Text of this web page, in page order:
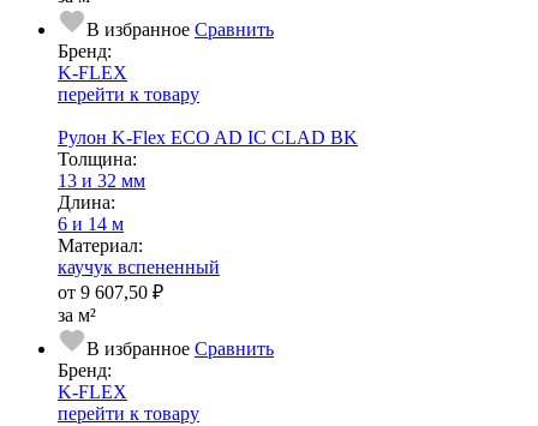
В избранное Сравнить
Бренд:
K-FLEX
перейти к товару
Рулон K-Flex ECO AD IC CLAD BK
Тол­щи­на:
13 и 32 мм
Длина:
6 и 14 м
Ма­­те­­ри­­ал:
каучук вспененный
от 9 607,50 ₽
за м²
В избранное Сравнить
Бренд:
K-FLEX
перейти к товару